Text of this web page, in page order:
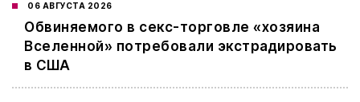
06 АВГУСТА 2026
Обвиняемого в секс-торговле «хозяина
Вселенной» потребовали экстрадировать
в США